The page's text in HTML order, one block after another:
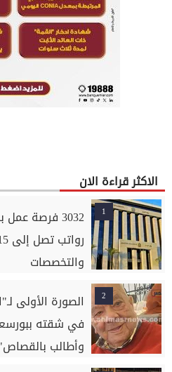
الاكثر قراءة الان
1
3032 فرصة
والتخصصات
2
الصورة الأولى
في شقته
وأطالب